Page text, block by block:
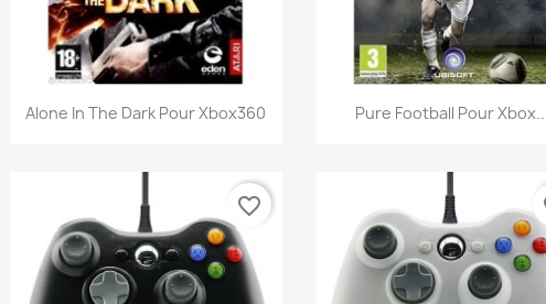
Aperçu rapide
Alone In The Dark Pour Xbox360 Aperçu rapide
Pure Football Pour
favorite_border